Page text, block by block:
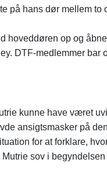
på hans dør mellem to
hoveddøren op og
DTF-medlemmer bar
kunne have været
ansigtsmasker på
for at forklare,
sov i begyndelsen